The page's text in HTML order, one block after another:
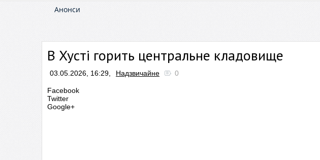
Анонси
В Хусті горить центральне кладовище
03.05.2026, 16:29, Надзвичайне 0
Facebook
Twitter
Google+